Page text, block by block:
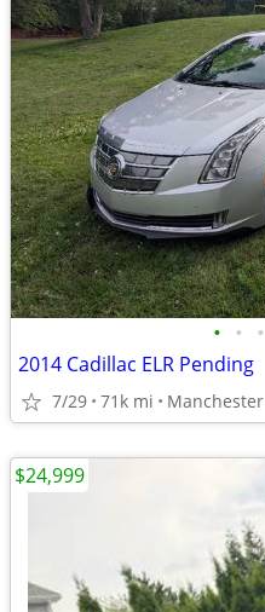
• • •
2014 Cadillac ELR Pending
7/29 71k mi Manchester
$24,999